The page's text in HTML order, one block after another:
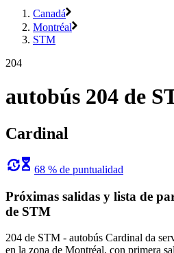
Canadá
Montréal
STM
204
autobús 204 de
Cardinal
68 % de puntualidad
Próximas salidas y lista de
de STM
204 de STM - autobús Cardinal da
en la zona de Montréal, con primera